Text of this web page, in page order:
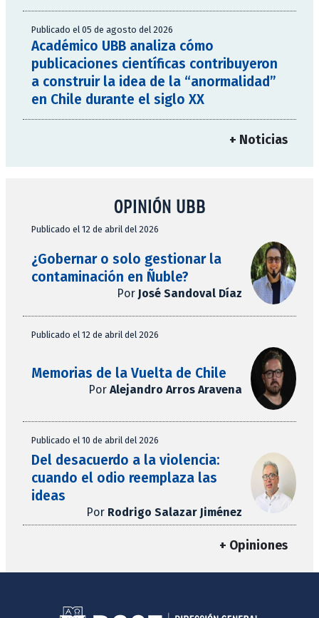
Publicado el 05 de agosto del 2026
Académico UBB analiza cómo
publicaciones científicas contribuyeron
a construir la idea de la “anormalidad”
en Chile durante el siglo XX
+ Noticias
OPINIÓN UBB
Publicado el 12 de abril del 2026
¿Gobernar o solo gestionar la
contaminación en Ñuble?
Por José Sandoval Díaz
Publicado el 12 de abril del 2026
Memorias de la Vuelta de Chile
Por Alejandro Arros Aravena
Publicado el 10 de abril del 2026
Del desacuerdo a la violencia:
cuando el odio reemplaza las
ideas
Por Rodrigo Salazar Jiménez
+ Opiniones